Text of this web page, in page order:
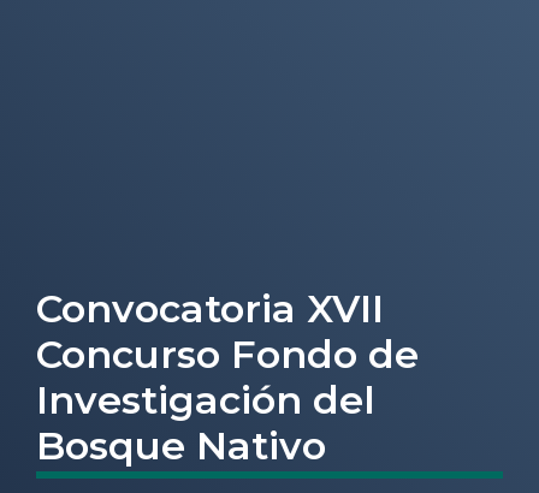
Convocatoria XVII
Concurso Fondo de
Investigación del
Bosque Nativo